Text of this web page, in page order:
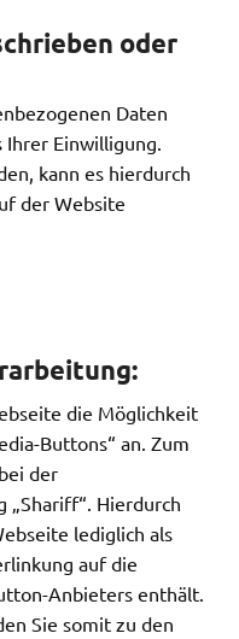
oder
Daten
Einwilligung.
kann es hierdurch
der Website
die Möglichkeit
Buttons“ an. Zum
der
„Shariff“. Hierdurch
lediglich als
auf die
Anbieters enthält.
Sie somit zu den